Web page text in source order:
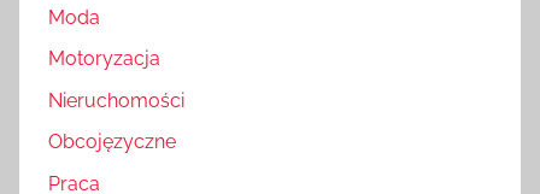
Moda
Motoryzacja
Nieruchomości
Obcojęzyczne
Praca